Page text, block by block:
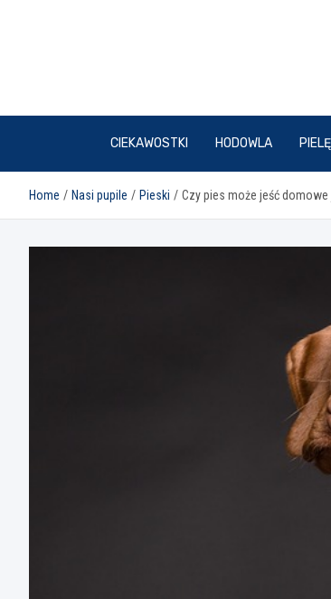
CIEKAWOSTKI HODOWLA
Home Nasi pupile Pieski Czy pies może jeść domowe